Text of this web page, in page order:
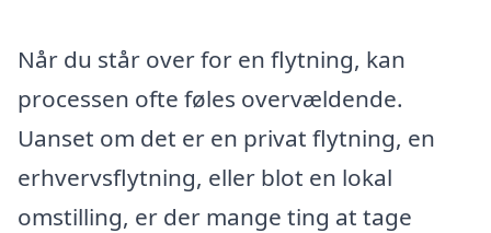
Når du står over for en flytning, kan
processen ofte føles overvældende.
Uanset om det er en privat flytning, en
erhvervsflytning, eller blot en lokal
omstilling, er der mange ting at tage